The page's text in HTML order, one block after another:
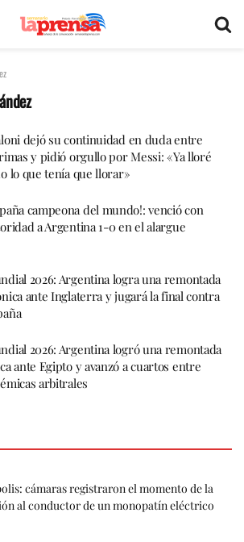
dejó su continuidad en duda entre
y pidió orgullo por Messi: «Ya lloré
lo que tenía que llorar»
campeona del mundo!: venció con
a Argentina 1-0 en el alargue
2026: Argentina logra una remontada
ante Inglaterra y jugará la final contra
2026: Argentina logró una remontada
ante Egipto y avanzó a cuartos entre
arbitrales
cámaras registraron el momento de la
al conductor de un monopatín eléctrico